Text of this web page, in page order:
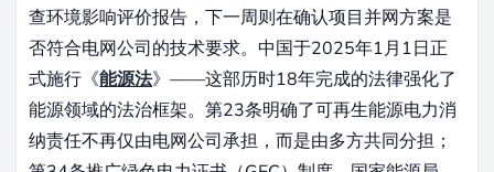
查环境影响评价报告，下一周则在确认项目并网方案是
否符合电网公司的技术要求。中国于2025年1月1日正
式施行《能源法》——这部历时18年完成的法律强化了
能源领域的法治框架。第23条明确了可再生能源电力消
纳责任不再仅由电网公司承担，而是由多方共同分担；